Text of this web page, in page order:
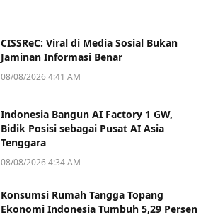
CISSReC: Viral di Media Sosial Bukan
Jaminan Informasi Benar
08/08/2026 4:41 AM
Indonesia Bangun AI Factory 1 GW,
Bidik Posisi sebagai Pusat AI Asia
Tenggara
08/08/2026 4:34 AM
Konsumsi Rumah Tangga Topang
Ekonomi Indonesia Tumbuh 5,29 Persen